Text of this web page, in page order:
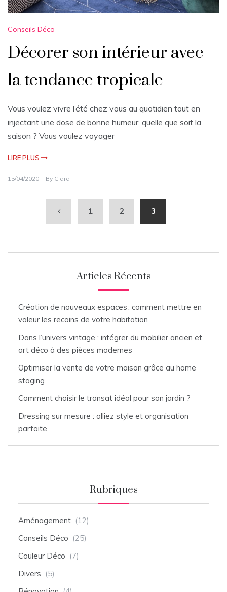
Conseils Déco
Décorer son intérieur avec
la tendance tropicale
Vous voulez vivre l’été chez vous au quotidien tout en
injectant une dose de bonne humeur, quelle que soit la
saison ? Vous voulez voyager
LIRE PLUS
15/04/2020 By Clara
1 2 3
Articles Récents
Création de nouveaux espaces : comment mettre en
valeur les recoins de votre habitation
Dans l’univers vintage : intégrer du mobilier ancien et
art déco à des pièces modernes
Optimiser la vente de votre maison grâce au home
staging
Comment choisir le transat idéal pour son jardin ?
Dressing sur mesure : alliez style et organisation
parfaite
Rubriques
Aménagement (12)
Conseils Déco (25)
Couleur Déco (7)
Divers (5)